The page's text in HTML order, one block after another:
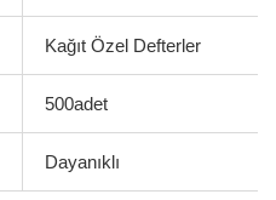
Kağıt Özel Defterler
500adet
Dayanıklı